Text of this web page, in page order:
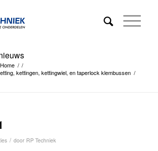
Home / /
kettingen, kettingwiel, en taperlock klembussen /
/ door RP Techniek